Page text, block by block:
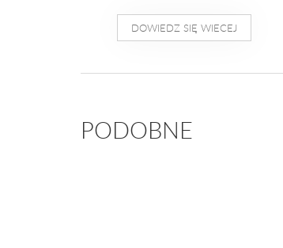
DOWIEDZ SIĘ WIECEJ
PODOBNE